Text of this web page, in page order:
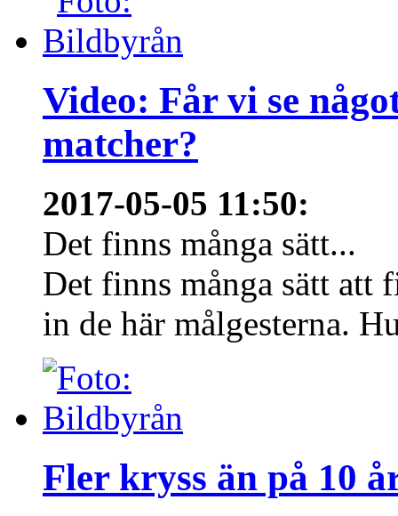
Video: Får vi se
matcher?
2017-05-05 11:50:
Det finns många sätt...
Det finns många sätt att
in de här målgesterna.
Fler kryss än på 10